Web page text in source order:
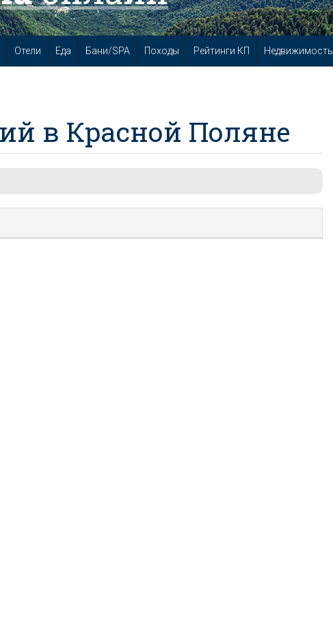
Отели Еда Бани/SPA Походы Рейтинги КП Недвижимость
в Красной Поляне